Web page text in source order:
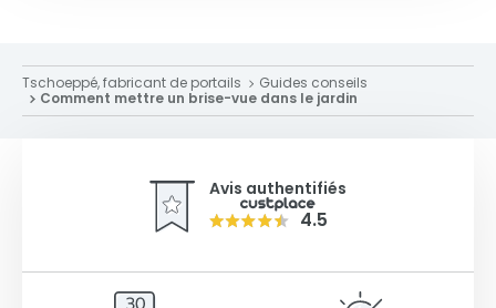
Tschoeppé, fabricant de portails
Guides conseils
Comment mettre un brise-vue dans le jardin
Avis authentifiés
4.5